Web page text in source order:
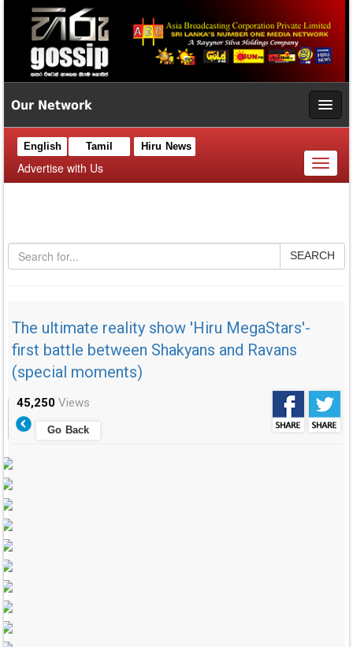
Our Network
English Tamil Hiru News
Advertise with Us
Toggle
SEARCH
The ultimate reality show 'Hiru MegaStars'-
first battle between Shakyans and Ravans
(special moments)
45,250 Views
Go Back